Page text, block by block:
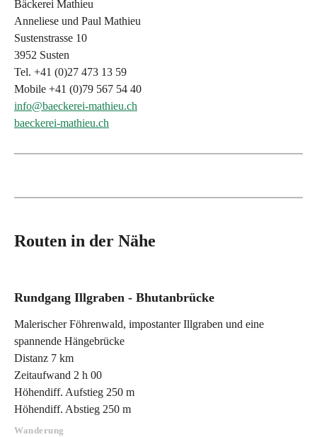
Bäckerei Mathieu
Anneliese und Paul Mathieu
Sustenstrasse 10
3952 Susten
Tel. +41 (0)27 473 13 59
Mobile +41 (0)79 567 54 40
info@baeckerei-mathieu.ch
baeckerei-mathieu.ch
Routen in der Nähe
Rundgang Illgraben - Bhutanbrücke
Malerischer Föhrenwald, impostanter Illgraben und eine
spannende Hängebrücke
Distanz 7 km
Zeitaufwand 2 h 00
Höhendiff. Aufstieg 250 m
Höhendiff. Abstieg 250 m
Wanderung